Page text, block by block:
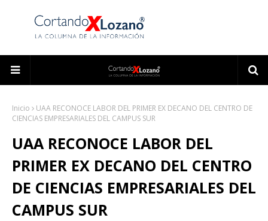
Inicio
UAA RECONOCE LABOR DEL PRIMER EX DECANO DEL CENTRO DE
CIENCIAS EMPRESARIALES DEL CAMPUS SUR
UAA RECONOCE LABOR DEL
PRIMER EX DECANO DEL CENTRO
DE CIENCIAS EMPRESARIALES DEL
CAMPUS SUR